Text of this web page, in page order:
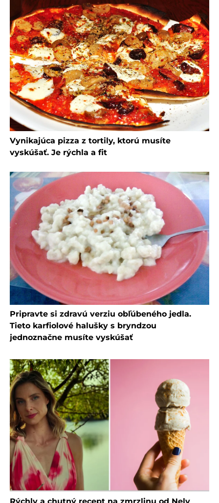
Vynikajúca pizza z tortily, ktorú musíte
vyskúšať. Je rýchla a fit
Pripravte si zdravú verziu obľúbeného jedla.
Tieto karfiolové halušky s bryndzou
jednoznačne musíte vyskúšať